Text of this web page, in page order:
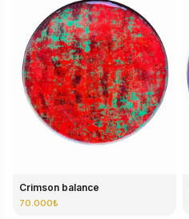
Crimson balance
70.000₺